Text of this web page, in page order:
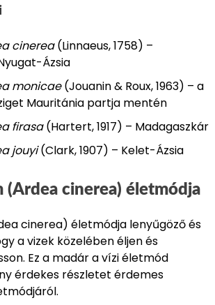
cinerea(Linnaeus, 1758) –
Ázsia
monicae(Jouanin & Roux, 1963) – a
Mauritánia partja mentén
firasa(Hartert, 1917) – Madagaszkár
jouyi(Clark, 1907) – Kelet-Ázsia
(Ardea cinerea) életmódja
cinerea) életmódja lenyűgöző és
a vizek közelében éljen és
Ez a madár a vízi életmód
érdekes részletet érdemes